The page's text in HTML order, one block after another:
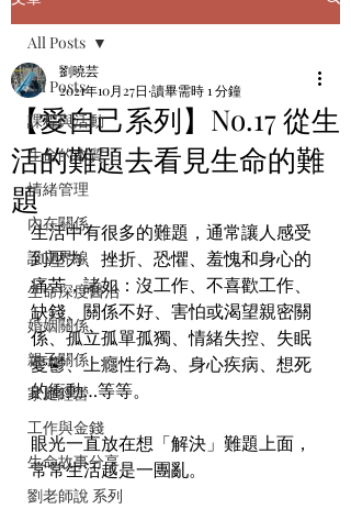
All Posts
課程與活動
生命的本質
情緒管理
內在關係
設立界線
生命深度醫治
婚姻關係
親子關係
家庭經營
工作與金錢
生命故事分享
劉老師說 系列
All Posts
【愛自己系列】No.17 從生
活的難題去看見生命的難
題
劉曉芸
2021年10月27日 讀畢需時 1 分鐘
生活中有很多的難題，通常讓人感受
到壓力、挫折、恐懼、羞愧和身心的
痛苦，諸如：沒工作、不喜歡工作、
缺錢、關係不好、害怕或渴望親密關
係、孤立孤單孤獨、情緒失控、失眠
憂鬱、上癮性行為、身心疾病、想死
的衝動…等等。
眼光一直放在想「解決」難題上面，
常常生活越是一團亂。